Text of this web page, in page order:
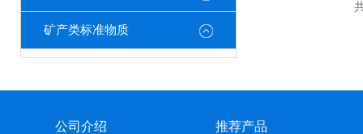
矿产类标准物质
公司介绍 推荐产品